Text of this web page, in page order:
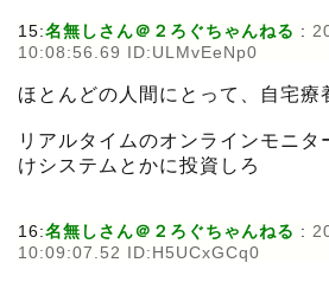
15:名無しさん＠２ろぐちゃんねる :
10:08:56.69 ID:ULMvEeNp0
ほとんどの人間にとって、自宅療
リアルタイムのオンラインモニタ
けシステムとかに投資しろ
16:名無しさん＠２ろぐちゃんねる :
10:09:07.52 ID:H5UCxGCq0